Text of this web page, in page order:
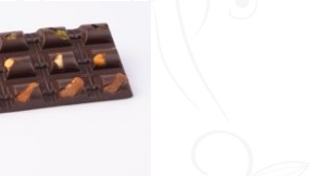
Ajouter à la liste de souhaits